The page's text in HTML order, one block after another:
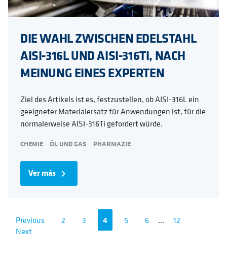
DIE WAHL ZWISCHEN EDELSTAHL
AISI-316L UND AISI-316TI, NACH
MEINUNG EINES EXPERTEN
Ziel des Artikels ist es, festzustellen, ob AISI-316L ein
geeigneter Materialersatz für Anwendungen ist, für die
normalerweise AISI-316Ti gefordert würde.
CHEMIE ÖL UND GAS PHARMAZIE
Ver más navigate_next
Previous 2 3 4 5 6 ...
12
Next